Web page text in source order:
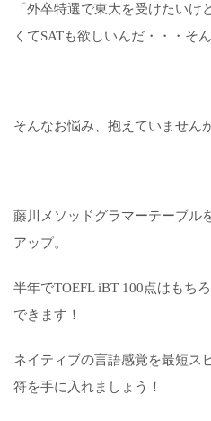
「外卒特選で東大を受けたいけ
くてSATも欲しいんだ・・・そ
そんなお悩み、抱えていません
藤川メソッドグラマーテーブル
アップ。
半年でTOEFL iBT 100点はもち
できます！
ネイティブの言語感覚を最短ス
符を手に入れましょう！